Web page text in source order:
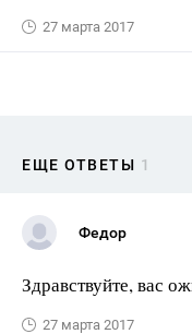
27 марта 2017
ЕЩЕ ОТВЕТЫ 1
Федор
Здравствуйте, вас
27 марта 2017